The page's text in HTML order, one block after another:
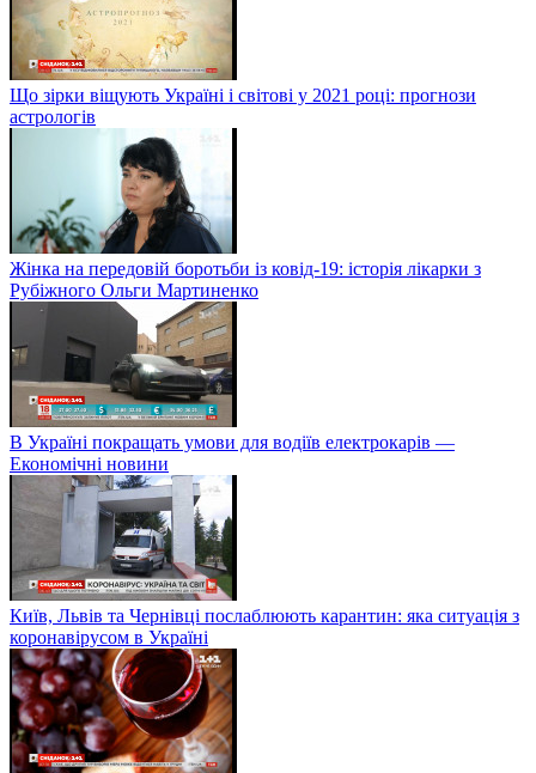
Що зірки віщують Україні і світові у 2021 році: прогнози
астрологів
Жінка на передовій боротьби із ковід-19: історія лікарки з
Рубіжного Ольги Мартиненко
В Україні покращать умови для водіїв електрокарів —
Економічні новини
Київ, Львів та Чернівці послаблюють карантин: яка ситуація з
коронавірусом в Україні